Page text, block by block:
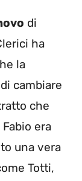
di
ha
la
cambiare
che
era
una vera
Totti,